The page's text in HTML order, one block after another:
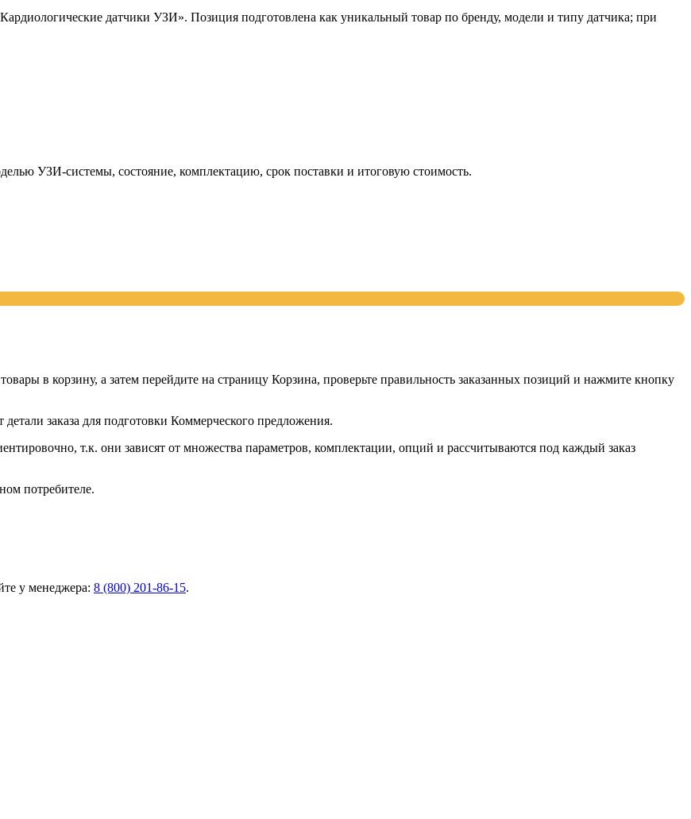
датчики УЗИ». Позиция подготовлена как уникальный товар по бренду, модели и типу датчика; при
УЗИ-системы, состояние, комплектацию, срок поставки и итоговую стоимость.
в корзину, а затем перейдите на страницу Корзина, проверьте правильность заказанных позиций и нажмите кнопку
заказа для подготовки Коммерческого предложения.
т.к. они зависят от множества параметров, комплектации, опций и рассчитываются под каждый заказ
потребителе.
у менеджера: 8 (800) 201-86-15.